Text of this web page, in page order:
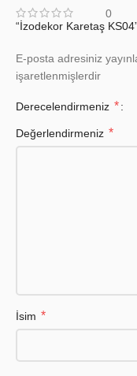
0
“İzodekor Karetaş
E-posta adresiniz
işaretlenmişlerdir
Derecelendirmeniz *
Değerlendirmeniz *
İsim *